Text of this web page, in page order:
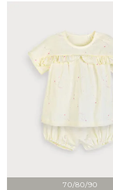
70/80/90